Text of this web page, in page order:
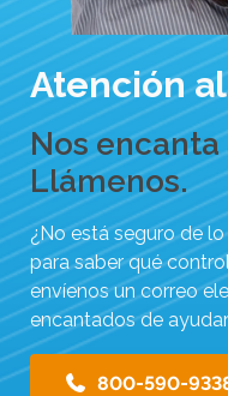
Atención
Nos encanta
Llámenos.
¿No está seguro de
para saber qué
envíenos un correo
encantados de
800-590-